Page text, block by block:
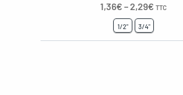
1,36€–2,29€ TTC
1/2" 3/4"